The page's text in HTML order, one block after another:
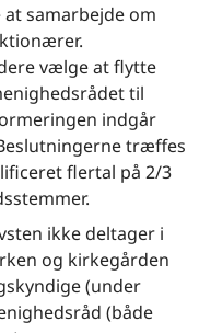
samarbejde om
vælge at flytte
til
indgår
træffes
flertal på 2/3
ikke deltager i
og kirkegården
(under
(både